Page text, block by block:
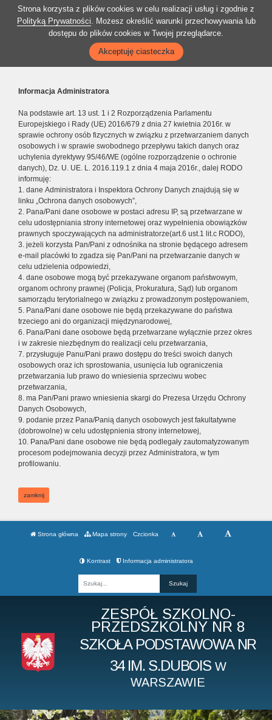
Strona korzysta z plików cookies w celu realizacji usług i zgodnie z
Polityką Prywatności. Możesz określić warunki przechowywania lub
dostępu do plików cookies w Twojej przeglądarce.
Akceptuję ciasteczka
Informacja Administratora
Na podstawie art. 13 ust. 1 i 2 Rozporządzenia Parlamentu
Europejskiego i Rady (UE) 2016/679 z dnia 27 kwietnia 2016r. w
sprawie ochrony osób fizycznych w związku z przetwarzaniem danych
osobowych i w sprawie swobodnego przepływu takich danych oraz
uchylenia dyrektywy 95/46/WE (ogólne rozporządzenie o ochronie
danych), Dz. U. UE. L. 2016.119.1 z dnia 4 maja 2016r., dalej RODO
informuję:
1. dane Administratora i Inspektora Ochrony Danych znajdują się w
linku „Ochrona danych osobowych”,
2. Pana/Pani dane osobowe w postaci adresu IP, są przetwarzane w
celu udostępniania strony internetowej oraz wypełnienia obowiązków
prawnych spoczywających na administratorze(art.6 ust.1 lit.c RODO),
3. jeżeli korzysta Pan/Pani z odnośnika na stronie będącego adresem
e-mail placówki to zgadza się Pan/Pani na przetwarzanie danych w
celu udzielenia odpowiedzi,
4. dane osobowe mogą być przekazywane organom państwowym,
organom ochrony prawnej (Policja, Prokuratura, Sąd) lub organom
samorządu terytorialnego w związku z prowadzonym postępowaniem,
5. Pana/Pani dane osobowe nie będą przekazywane do państwa
trzeciego ani do organizacji międzynarodowej,
6. Pana/Pani dane osobowe będą przetwarzane wyłącznie przez okres
i w zakresie niezbędnym do realizacji celu przetwarzania,
7. przysługuje Panu/Pani prawo dostępu do treści swoich danych
osobowych oraz ich sprostowania, usunięcia lub ograniczenia
przetwarzania lub prawo do wniesienia sprzeciwu wobec
przetwarzania,
8. ma Pan/Pani prawo wniesienia skargi do Prezesa Urzędu Ochrony
Danych Osobowych,
9. podanie przez Pana/Panią danych osobowych jest fakultatywne
(dobrowolne) w celu udostępnienia strony internetowej,
10. Pana/Pani dane osobowe nie będą podlegały zautomatyzowanym
procesom podejmowania decyzji przez Administratora, w tym
profilowaniu.
zamknij
Strona główna Mapa strony Czcionka
Kontrast Informacja administratora
ZESPÓŁ SZKOLNO-
PRZEDSZKOLNY NR 8
SZKOŁA PODSTAWOWA NR
34 IM. S.DUBOIS W
WARSZAWIE